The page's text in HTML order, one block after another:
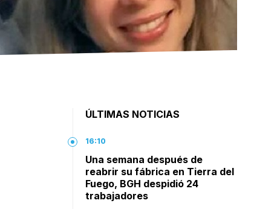
ÚLTIMAS NOTICIAS
16:10
Una semana después de
reabrir su fábrica en Tierra del
Fuego, BGH despidió 24
trabajadores